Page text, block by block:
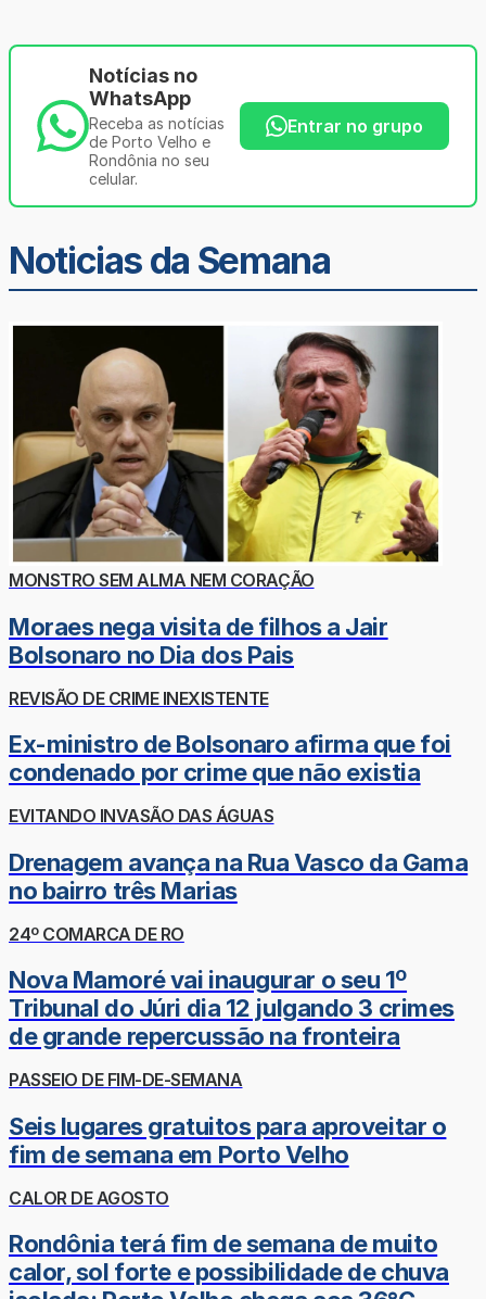
Notícias no
WhatsApp
Receba as notícias
de Porto Velho e
Rondônia no seu
celular.
Entrar no grupo
Noticias da Semana
MONSTRO SEM ALMA NEM CORAÇÃO
Moraes nega visita de filhos a Jair
Bolsonaro no Dia dos Pais
REVISÃO DE CRIME INEXISTENTE
Ex-ministro de Bolsonaro afirma que foi
condenado por crime que não existia
EVITANDO INVASÃO DAS ÁGUAS
Drenagem avança na Rua Vasco da Gama
no bairro três Marias
24º COMARCA DE RO
Nova Mamoré vai inaugurar o seu 1º
Tribunal do Júri dia 12 julgando 3 crimes
de grande repercussão na fronteira
PASSEIO DE FIM-DE-SEMANA
Seis lugares gratuitos para aproveitar o
fim de semana em Porto Velho
CALOR DE AGOSTO
Rondônia terá fim de semana de muito
calor, sol forte e possibilidade de chuva